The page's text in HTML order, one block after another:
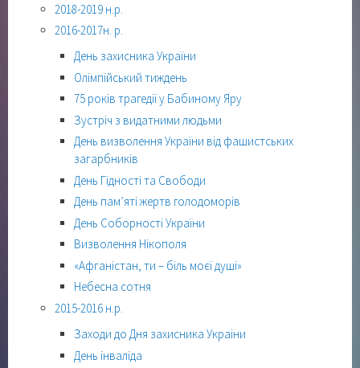
2018-2019 н.р.
2016-2017н. р.
День захисника України
Олімпійський тиждень
75 років трагедії у Бабиному Яру
Зустріч з видатними людьми
День визволення України від фашистських
загарбників
День Гідності та Свободи
День пам’яті жертв голодоморів
День Соборності України
Визволення Нікополя
«Афганістан, ти – біль моєї душі»
Небесна сотня
2015-2016 н.р.
Заходи до Дня захисника України
День інваліда